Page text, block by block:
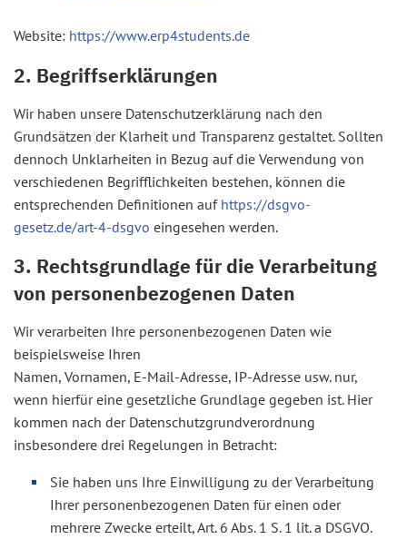
Website: https://www.erp4students.de
2. Begriffserklärungen
Wir haben unsere Datenschutzerklärung nach den
Grundsätzen der Klarheit und Transparenz gestaltet. Sollten
dennoch Unklarheiten in Bezug auf die Verwendung von
verschiedenen Begrifflichkeiten bestehen, können die
entsprechenden Definitionen auf https://dsgvo-
gesetz.de/art-4-dsgvo eingesehen werden.
3. Rechtsgrundlage für die Verarbeitung
von personenbezogenen Daten
Wir verarbeiten Ihre personenbezogenen Daten wie
beispielsweise Ihren
Namen, Vornamen, E-Mail-Adresse, IP-Adresse usw. nur,
wenn hierfür eine gesetzliche Grundlage gegeben ist. Hier
kommen nach der Datenschutzgrundverordnung
insbesondere drei Regelungen in Betracht:
Sie haben uns Ihre Einwilligung zu der Verarbeitung
Ihrer personenbezogenen Daten für einen oder
mehrere Zwecke erteilt, Art. 6 Abs. 1 S. 1 lit. a DSGVO.